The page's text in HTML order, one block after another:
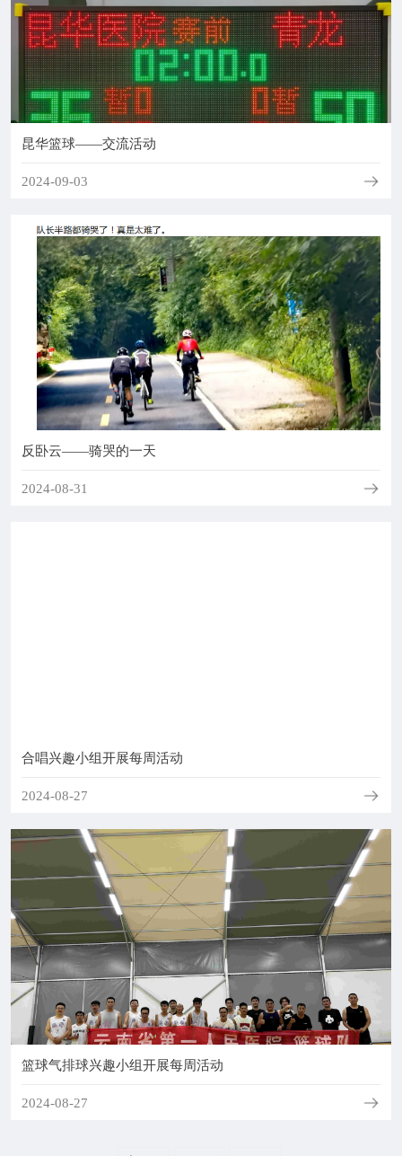
昆华篮球——交流活动
2024-09-03
反卧云——骑哭的一天
2024-08-31
合唱兴趣小组开展每周活动
2024-08-27
篮球气排球兴趣小组开展每周活动
2024-08-27